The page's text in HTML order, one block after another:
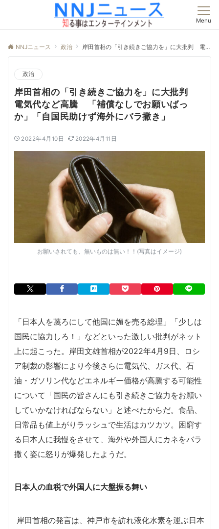
Menu
NNJニュース 政治 岸田首相の「引き続きご協力を」に大批判 電気代など高騰 「補償なしでお願いばっか」「自国民助けず海外にバラ撒き」
政治
岸田首相の「引き続きご協力を」に大批判
電気代など高騰 「補償なしでお願いばっ
か」「自国民助けず海外にバラ撒き」
2022年4月10日 2022年4月11日
お願いされても、無いものは無い！！(写真はイメージ)
「日本人を蔑ろにして他国に媚を売る総理」「少しは
国民に協力しろ！」などといった激しい批判がネット
上に起こった。岸田文雄首相が2022年4月9日、ロシ
ア制裁の影響により今後さらに電気代、ガス代、石
油・ガソリン代などエネルギー価格が高騰する可能性
について「国民の皆さんにも引き続きご協力をお願い
していかなければならない」と述べたからだ。食品、
日常品も値上がりラッシュで生活はカツカツ。困窮す
る日本人に我慢をさせて、海外や外国人にカネをバラ
撒く姿に怒りが爆発したようだ。
日本人の血税で外国人に大盤振る舞い
岸田首相の発言は、神戸市を訪れ液化水素を運ぶ日本